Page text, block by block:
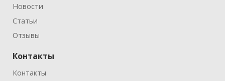
Новости
Статьи
Отзывы
Контакты
Контакты